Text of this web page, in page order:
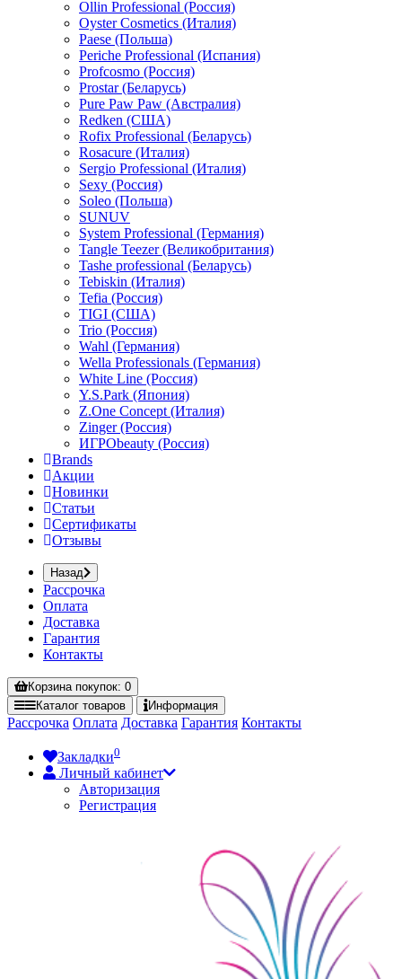
Ollin Professional (Россия)
Oyster Cosmetics (Италия)
Paese (Польша)
Periche Professional (Испания)
Profcosmo (Россия)
Prostar (Беларусь)
Pure Paw Paw (Австралия)
Redken (США)
Rofix Professional (Беларусь)
Rosacure (Италия)
Sergio Professional (Италия)
Sexy (Россия)
Soleo (Польша)
SUNUV
System Professional (Германия)
Tangle Teezer (Великобритания)
Tashe professional (Беларусь)
Tebiskin (Италия)
Tefia (Россия)
TIGI (США)
Trio (Россия)
Wahl (Германия)
Wella Professionals (Германия)
White Line (Россия)
Y.S.Park (Япония)
Z.One Concept (Италия)
Zinger (Россия)
ИГРОbeauty (Россия)
Brands
Акции
Новинки
Статьи
Сертификаты
Отзывы
Назад
Рассрочка
Оплата
Доставка
Гарантия
Контакты
Корзинапокупок: 0
Каталог товаров Информация
Рассрочка Оплата Доставка Гарантия Контакты
Закладки0
Личный кабинет
Авторизация
Регистрация